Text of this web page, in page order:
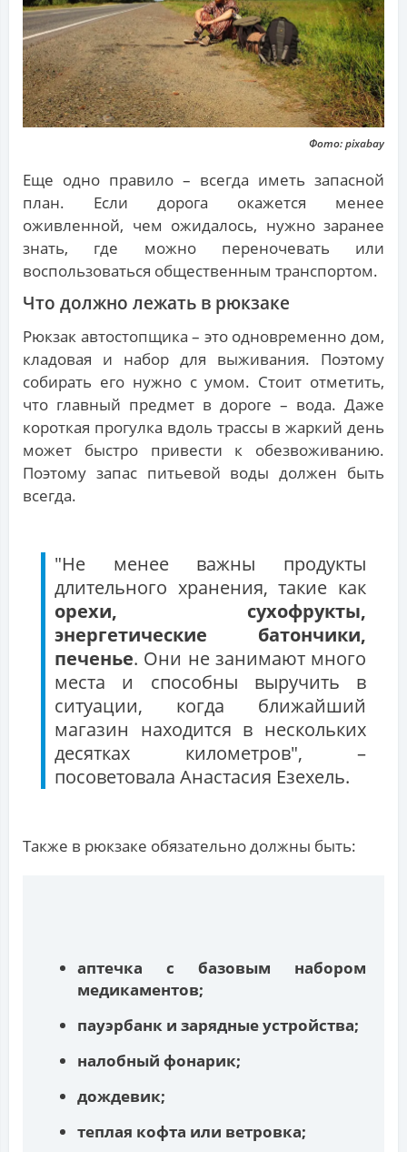
Фото: pixabay
Еще одно правило – всегда иметь запасной
план. Если дорога окажется менее
оживленной, чем ожидалось, нужно заранее
знать, где можно переночевать или
воспользоваться общественным транспортом.
Что должно лежать в рюкзаке
Рюкзак автостопщика – это одновременно дом,
кладовая и набор для выживания. Поэтому
собирать его нужно с умом. Стоит отметить,
что главный предмет в дороге – вода. Даже
короткая прогулка вдоль трассы в жаркий день
может быстро привести к обезвоживанию.
Поэтому запас питьевой воды должен быть
всегда.
"Не менее важны продукты
длительного хранения, такие как
орехи, сухофрукты,
энергетические батончики,
печенье. Они не занимают много
места и способны выручить в
ситуации, когда ближайший
магазин находится в нескольких
десятках километров", –
посоветовала Анастасия Езехель.
Также в рюкзаке обязательно должны быть:
аптечка с базовым набором
медикаментов;
пауэрбанк и зарядные устройства;
налобный фонарик;
дождевик;
теплая кофта или ветровка;